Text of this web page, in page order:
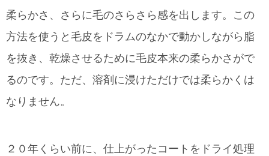
柔らかさ、さらに毛のさらさら感を出します。この
方法を使うと毛皮をドラムのなかで動かしながら脂
を抜き、乾燥させるために毛皮本来の柔らかさがで
るのです。ただ、溶剤に浸けただけでは柔らかくは
なりません。
２０年くらい前に、仕上がったコートをドライ処理